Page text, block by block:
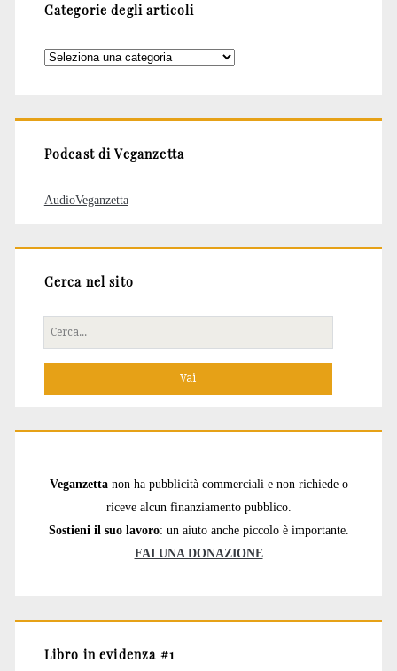
Categorie degli articoli
Categorie
Podcast di Veganzetta
AudioVeganzetta
Cerca nel sito
Cerca
per:
Veganzetta non ha pubblicità commerciali e non richiede o
riceve alcun finanziamento pubblico.
Sostieni il suo lavoro: un aiuto anche piccolo è importante.
FAI UNA DONAZIONE
Libro in evidenza #1